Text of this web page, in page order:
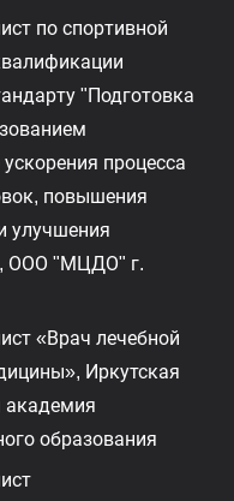
по спортивной
"Подготовка
процесса
повышения
улучшения
ООО "МЦДО" г.
«Врач лечебной
Иркутская
академия
образования